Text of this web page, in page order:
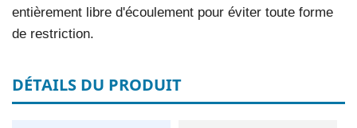
entièrement libre d'écoulement pour éviter toute forme
de restriction.
DÉTAILS DU PRODUIT